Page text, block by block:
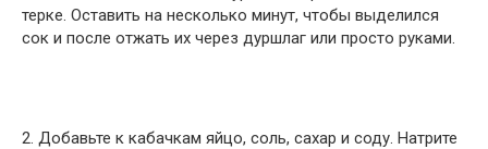
терке. Оставить на несколько минут, чтобы выделился
сок и после отжать их через дуршлаг или просто руками.
2. Добавьте к кабачкам яйцо, соль, сахар и соду. Натрите